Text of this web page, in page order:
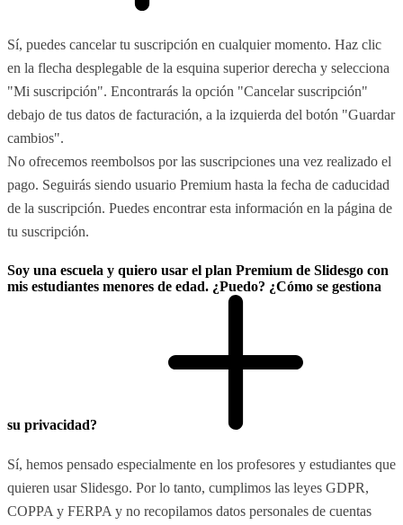
Sí, puedes cancelar tu suscripción en cualquier momento. Haz clic
en la flecha desplegable de la esquina superior derecha y selecciona
"Mi suscripción". Encontrarás la opción "Cancelar suscripción"
debajo de tus datos de facturación, a la izquierda del botón "Guardar
cambios".
No ofrecemos reembolsos por las suscripciones una vez realizado el
pago. Seguirás siendo usuario Premium hasta la fecha de caducidad
de la suscripción. Puedes encontrar esta información en la página de
tu suscripción.
Soy una escuela y quiero usar el plan Premium de Slidesgo con
mis estudiantes menores de edad. ¿Puedo? ¿Cómo se gestiona
su privacidad?
Sí, hemos pensado especialmente en los profesores y estudiantes que
quieren usar Slidesgo. Por lo tanto, cumplimos las leyes GDPR,
COPPA y FERPA y no recopilamos datos personales de cuentas